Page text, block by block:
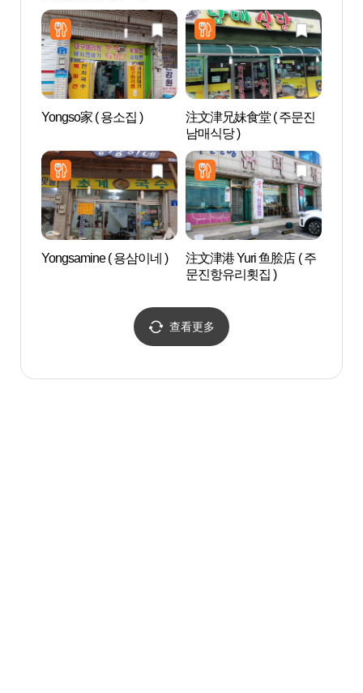
Yongso家 ( 용소집 )
注文津兄妹食堂 ( 주문진
남매식당 )
Yongsamine ( 용삼이네 )
注文津港 Yuri 鱼脍店 ( 주
문진항유리횟집 )
查看更多